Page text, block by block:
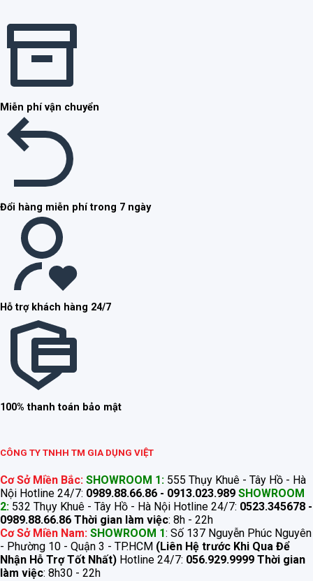
Miễn phí vận chuyển
Đổi hàng miễn phí trong 7 ngày
Hỗ trợ khách hàng 24/7
100% thanh toán bảo mật
CÔNG TY TNHH TM GIA DỤNG VIỆT
Cơ Sở Miền Bắc: SHOWROOM 1: 555 Thụy Khuê - Tây Hồ - Hà
Nội Hotline 24/7: 0989.88.66.86 - 0913.023.989 SHOWROOM
2: 532 Thụy Khuê - Tây Hồ - Hà Nội Hotline 24/7: 0523.345678 -
0989.88.66.86 Thời gian làm việc: 8h - 22h
Cơ Sở Miền Nam: SHOWROOM 1: Số 137 Nguyễn Phúc Nguyên
- Phường 10 - Quận 3 - TP.HCM (Liên Hệ trước Khi Qua Để
Nhận Hỗ Trợ Tốt Nhất) Hotline 24/7: 056.929.9999 Thời gian
làm việc: 8h30 - 22h